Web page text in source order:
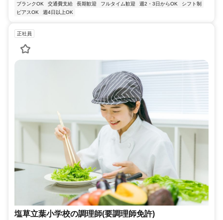
ブランクOK
交通費支給 長期歓迎 フルタイム歓迎 週2・3日からOK
シフト制
ピアスOK
週4日以上OK
正社員
塩草立葉小学校の調理師(要調理師免許)